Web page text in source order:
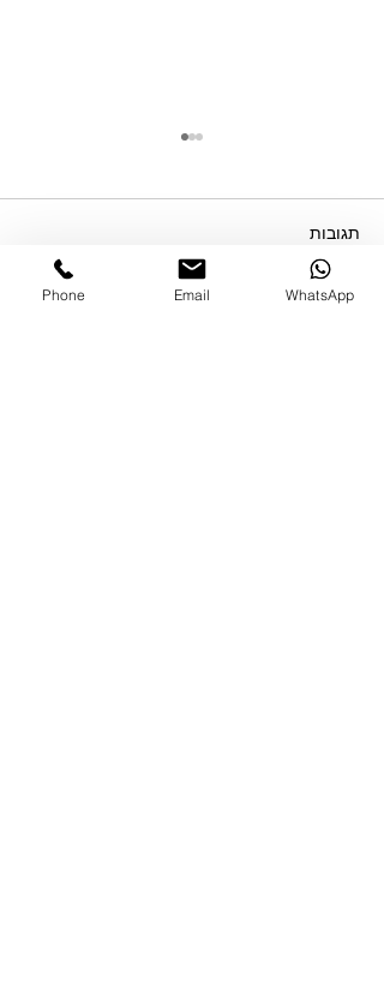
תגובות
Phone Email WhatsApp